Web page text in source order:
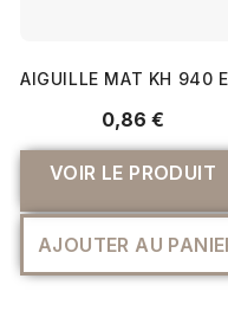
AIGUILLE MAT KH 940
0,86 €
VOIR LE PRODUIT
AJOUTER AU